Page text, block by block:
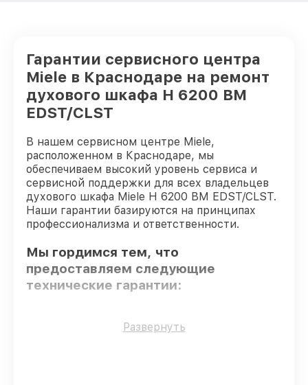
Гарантии сервисного центра
Miele в Краснодаре на ремонт
духового шкафа H 6200 BM
EDST/CLST
В нашем сервисном центре Miele,
расположенном в Краснодаре, мы
обеспечиваем высокий уровень сервиса и
сервисной поддержки для всех владельцев
духового шкафа Miele H 6200 BM EDST/CLST.
Наши гарантии базируются на принципах
профессионализма и ответственности.
Мы гордимся тем, что
предоставляем следующие
технические гарантии:
Только фирменные комплектующие
Развернуть